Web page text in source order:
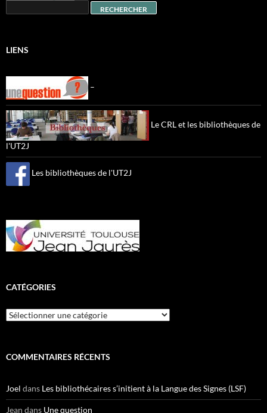
LIENS
–
Le CRL et les bibliothèques de
l'UT2J
Les bibliothèques de l'UT2J
CATÉGORIES
Catégories
COMMENTAIRES RÉCENTS
Joel dans Les bibliothécaires s’initient à la Langue des Signes (LSF)
Jean dans Une question